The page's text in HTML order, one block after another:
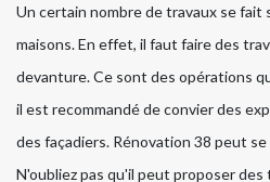
Un certain nombre de travaux se fait
maisons. En effet, il faut faire des
devanture. Ce sont des opérations
il est recommandé de convier des
des façadiers. Rénovation 38 peut
N'oubliez pas qu'il peut proposer